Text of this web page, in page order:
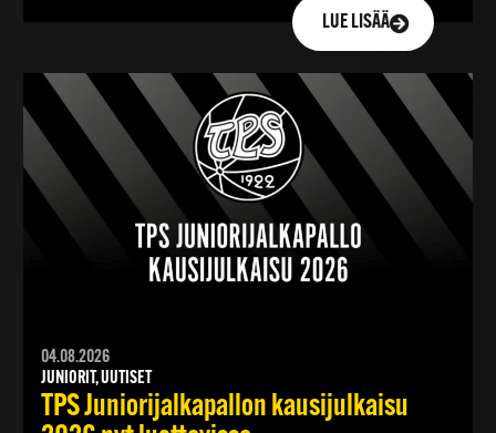
LUE LISÄÄ
04.08.2026
JUNIORIT, UUTISET
TPS Juniorijalkapallon kausijulkaisu